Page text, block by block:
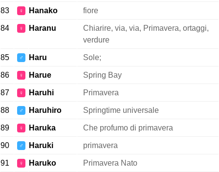
83 ♀ Hanako fiore
84 ♀ Haranu
Chiarire, via, via, Primavera, ortaggi,
verdure
85 ♂ Haru Sole;
86 ♀ Harue Spring Bay
87 ♀ Haruhi Primavera
88 ♂ Haruhiro Springtime universale
89 ♀ Haruka Che profumo di primavera
90 ♂ Haruki primavera
91 ♀ Haruko Primavera Nato